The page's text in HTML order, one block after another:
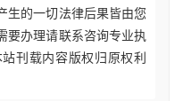
生的一切法律后果皆由您
要办理请联系咨询专业执
刊载内容版权归原权利